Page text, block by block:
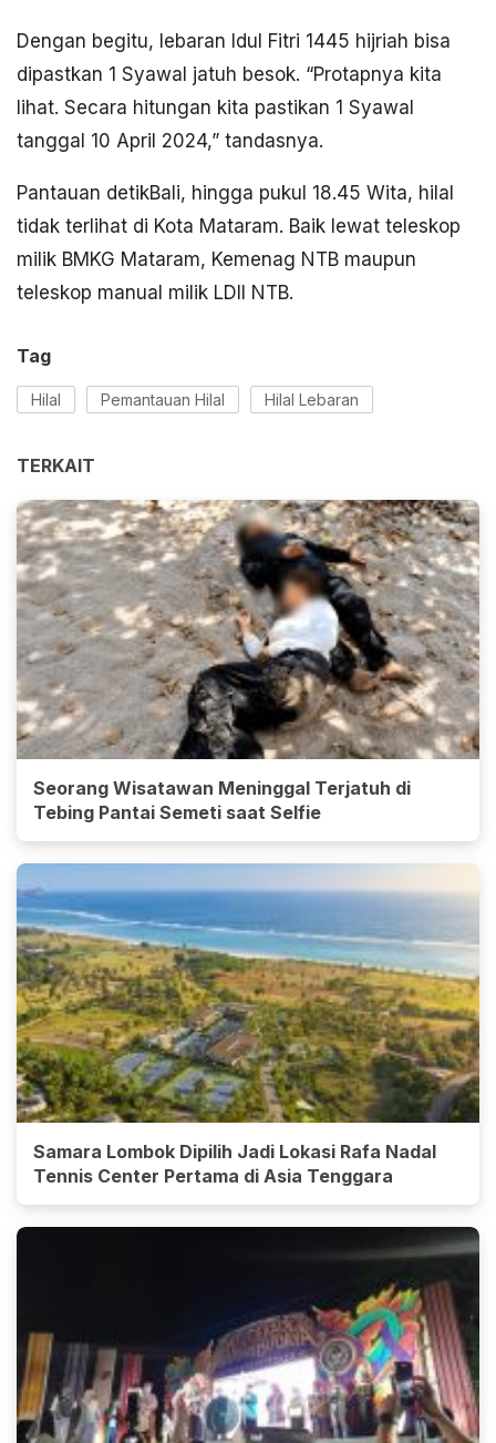
Dengan begitu, lebaran Idul Fitri 1445 hijriah bisa
dipastkan 1 Syawal jatuh besok. “Protapnya kita
lihat. Secara hitungan kita pastikan 1 Syawal
tanggal 10 April 2024,” tandasnya.
Pantauan detikBali, hingga pukul 18.45 Wita, hilal
tidak terlihat di Kota Mataram. Baik lewat teleskop
milik BMKG Mataram, Kemenag NTB maupun
teleskop manual milik LDII NTB.
Tag
Hilal Pemantauan Hilal Hilal Lebaran
TERKAIT
Seorang Wisatawan Meninggal Terjatuh di
Tebing Pantai Semeti saat Selfie
Samara Lombok Dipilih Jadi Lokasi Rafa Nadal
Tennis Center Pertama di Asia Tenggara